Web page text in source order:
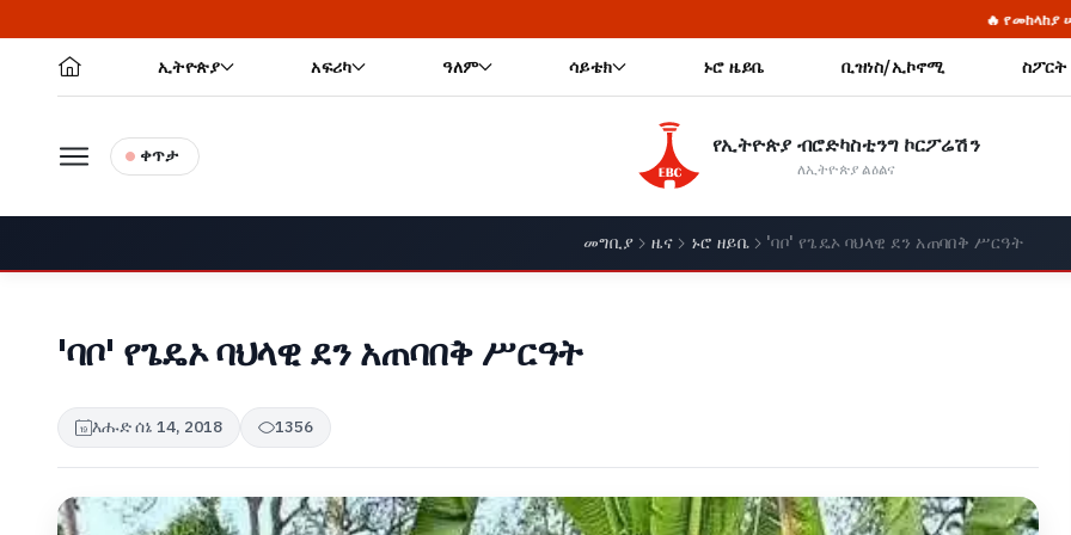
🔥 የመከላከያ ሠራዊት ፋውንዴሽን
ኢትዮጵያ አፍሪካ ዓለም ሳይቴክ ኑሮ ዜይቤ ቢዝነስ/ኢኮኖሚ ስፖርት
ቀጥታ የኢትዮጵያ ብሮድካስቲንግ ኮርፖሬሽን
ለኢትዮጵያ ልዕልና
መግቢያ ዜና ኑሮ ዘይቤ 'ባቦ' የጌዴኦ ባህላዊ ደን አጠባበቅ ሥርዓት
'ባቦ' የጌዴኦ ባህላዊ ደን አጠባበቅ ሥርዓት
እሑድ ሰኔ 14, 2018 1356